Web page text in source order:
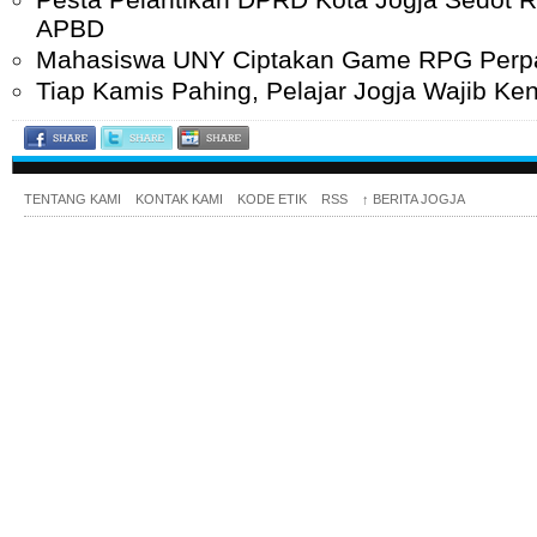
APBD
Mahasiswa UNY Ciptakan Game RPG
Tiap Kamis Pahing, Pelajar Jogja Wajib
TENTANG KAMI KONTAK KAMI KODE ETIK RSS ↑ BERITA JOGJA